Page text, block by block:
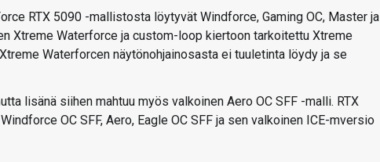
RTX 5090 -mallistosta löytyvät Windforce, Gaming OC, Master ja
Xtreme Waterforce ja custom-loop kiertoon tarkoitettu Xtreme
Waterforcen näytönohjainosasta ei tuuletinta löydy ja se
lisänä siihen mahtuu myös valkoinen Aero OC SFF -malli. RTX
OC SFF, Aero, Eagle OC SFF ja sen valkoinen ICE-mversio